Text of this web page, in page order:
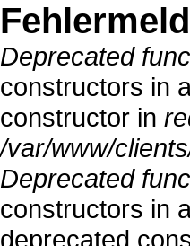
Deprecated
constructors in
constructor in
/var/www/
Deprecated
constructors in
deprecated